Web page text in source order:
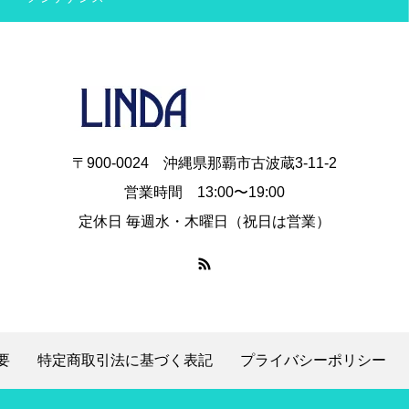
〒900-0024 沖縄県那覇市古波蔵3-11-2
営業時間 13:00〜19:00
定休日 毎週水・木曜日（祝日は営業）
特定商取引法に基づく表記 プライバシーポリシー